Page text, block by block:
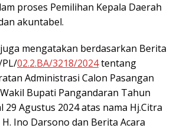
proses Pemilihan Kepala Daerah
akuntabel.
berdasarkan Berita
02.2.BA/3218/2024tentang
Administrasi Calon Pasangan
Bupati Pangandaran Tahun
29 Agustus 2024 atas nama Hj.Citra
H. Ino Darsono dan Berita Acara